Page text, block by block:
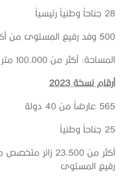
28 جناحاً وطنياً رئيسياً
500 وفد رفيع المستوى من أكثر من 30 دولة
المساحة: أكثر من 100,000 متر مربع
أرقام نسخة 2023
565 عارضاً من 40 دولة
25 جناحاً وطنياً
رفيع المستوى